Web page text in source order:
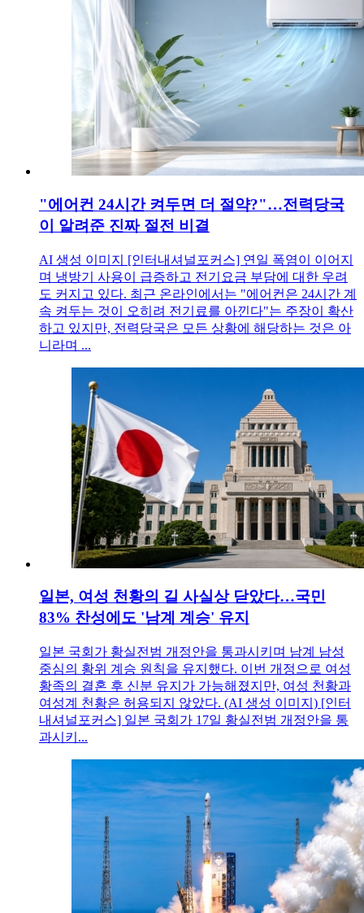
"에어컨 24시간 켜두면 더 절약?"…전력당국
이 알려준 진짜 절전 비결
AI 생성 이미지 [인터내셔널포커스] 연일 폭염이 이어지
며 냉방기 사용이 급증하고 전기요금 부담에 대한 우려
도 커지고 있다. 최근 온라인에서는 "에어컨은 24시간 계
속 켜두는 것이 오히려 전기료를 아낀다"는 주장이 확산
하고 있지만, 전력당국은 모든 상황에 해당하는 것은 아
니라며 ...
일본, 여성 천황의 길 사실상 닫았다…국민
83% 찬성에도 '남계 계승' 유지
일본 국회가 황실전범 개정안을 통과시키며 남계 남성
중심의 황위 계승 원칙을 유지했다. 이번 개정으로 여성
황족의 결혼 후 신분 유지가 가능해졌지만, 여성 천황과
여성계 천황은 허용되지 않았다. (AI 생성 이미지) [인터
내셔널포커스] 일본 국회가 17일 황실전범 개정안을 통
과시키...